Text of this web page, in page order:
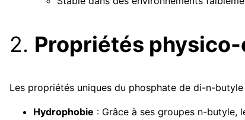
2. Propriétés
Les propriétés uniques du phosphate de di-n-
Hydrophobie : Grâce à ses groupes n-butyle,